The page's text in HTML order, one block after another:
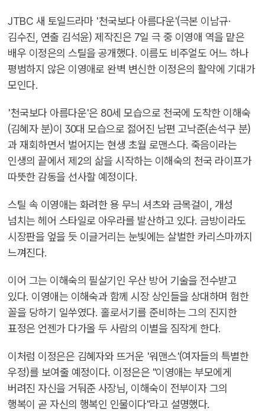
JTBC 새 토일드라마 '천국보다 아름다운'(극본 이남규·
김수진, 연출 김석윤) 제작진은 7일 극 중 이영애 역을 맡은
배우 이정은의 스틸을 공개했다. 이름도 비주얼도 어느 하나
평범하지 않은 이영애로 완벽 변신한 이정은의 활약에 기대가
모인다.
'천국보다 아름다운'은 80세 모습으로 천국에 도착한 이해숙
(김혜자 분)이 30대 모습으로 젊어진 남편 고낙준(손석구 분)
과 재회하면서 벌어지는 현생 초월 로맨스다. 죽음이라는
인생의 끝에서 제2의 삶을 시작하는 이해숙의 천국 라이프가
따뜻한 감동을 선사할 예정이다.
스틸 속 이영애는 화려한 용 무늬 셔츠와 금목걸이, 개성
넘치는 헤어 스타일로 아우라를 발산하고 있다. 금방이라도
시장판을 엎을 듯 이글거리는 눈빛에는 살벌한 카리스마까지
느껴진다.
이어 그는 이해숙의 필살기인 우산 방어 기술을 전수받고
있다. 이영애는 이해숙과 함께 시장 상인들을 상대하며 험한
꼴을 당하기 일쑤였다. 홀로서기를 준비하는 그의 진지한
표정은 언젠가 다가올 두 사람의 이별을 짐작게 한다.
이처럼 이정은은 김혜자와 뜨거운 '워맨스'(여자들의 특별한
우정)를 보여줄 예정이다. 이정은은 "이영애는 부모에게
버려진 자신을 거둬준 사장님, 이해숙이 전부이자 그의
행복이 곧 자신의 행복인 인물이다"라고 설명했다.